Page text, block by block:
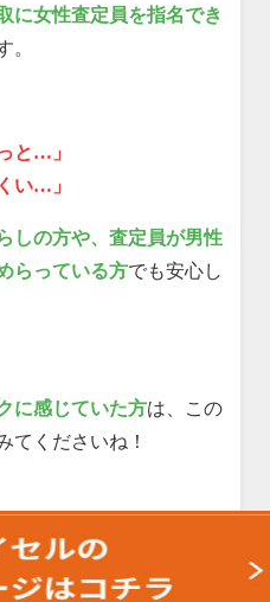
に女性査定員を指名でき
。
と…」
い…」
しの方や、査定員が男性
らっている方でも安心し
に感じていた方は、この
てくださいね！